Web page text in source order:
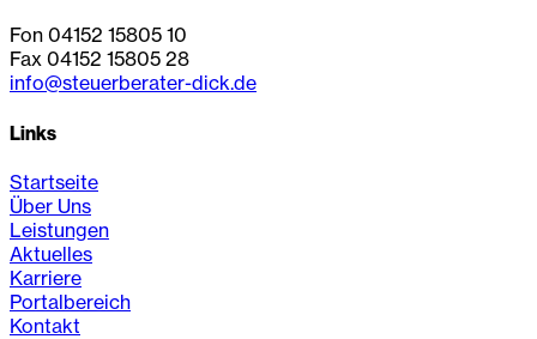
Fon 04152 15805 10
Fax 04152 15805 28
info@steuerberater-dick.de
Links
Startseite
Über Uns
Leistungen
Aktuelles
Karriere
Portalbereich
Kontakt